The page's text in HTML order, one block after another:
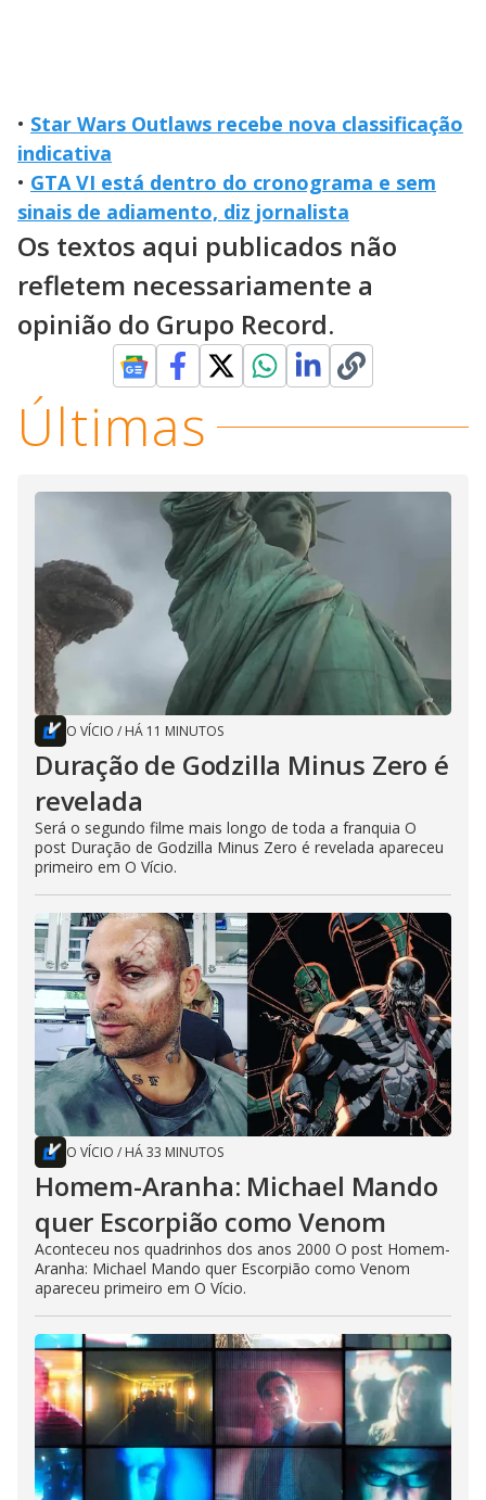
• Star Wars Outlaws recebe nova classificação
indicativa
• GTA VI está dentro do cronograma e sem
sinais de adiamento, diz jornalista
Os textos aqui publicados não
refletem necessariamente a
opinião do Grupo Record.
Últimas
O VÍCIO / HÁ 11 MINUTOS
Duração de Godzilla Minus Zero é
revelada
Será o segundo filme mais longo de toda a franquia O
post Duração de Godzilla Minus Zero é revelada apareceu
primeiro em O Vício.
O VÍCIO / HÁ 33 MINUTOS
Homem-Aranha: Michael Mando
quer Escorpião como Venom
Aconteceu nos quadrinhos dos anos 2000 O post Homem-
Aranha: Michael Mando quer Escorpião como Venom
apareceu primeiro em O Vício.